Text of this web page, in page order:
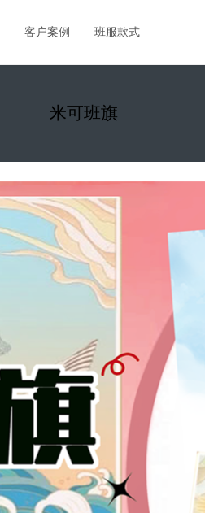
客户案例 班服款式
米可班旗